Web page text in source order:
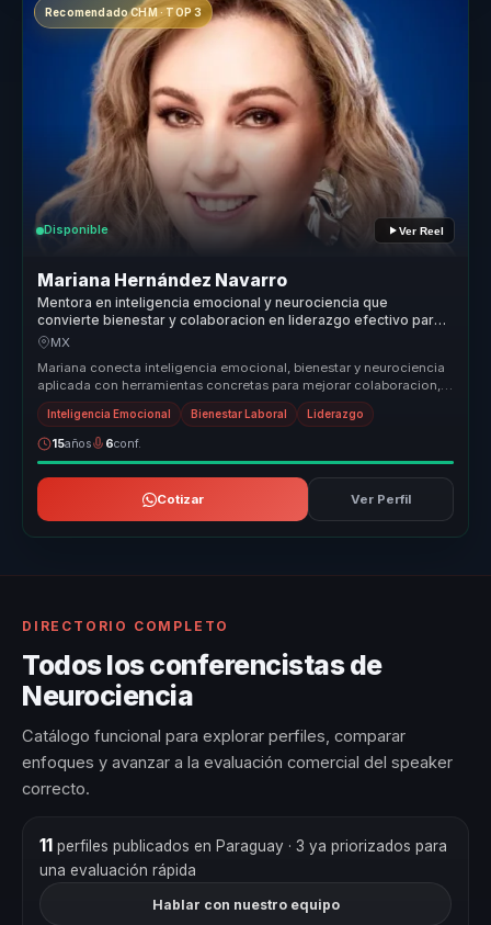
Recomendado CHM · TOP 3
Disponible Ver Reel
Mariana Hernández Navarro
Mentora en inteligencia emocional y neurociencia que
convierte bienestar y colaboracion en liderazgo efectivo para
empresas y equipos.
MX
Mariana conecta inteligencia emocional, bienestar y neurociencia
aplicada con herramientas concretas para mejorar colaboracion,
clima y l...
Inteligencia Emocional Bienestar Laboral Liderazgo
15años 6conf.
Cotizar Ver Perfil
DIRECTORIO COMPLETO
Todos los conferencistas de
Neurociencia
Catálogo funcional para explorar perfiles, comparar
enfoques y avanzar a la evaluación comercial del speaker
correcto.
11 perfiles publicados en Paraguay · 3 ya priorizados para
una evaluación rápida
Hablar con nuestro equipo